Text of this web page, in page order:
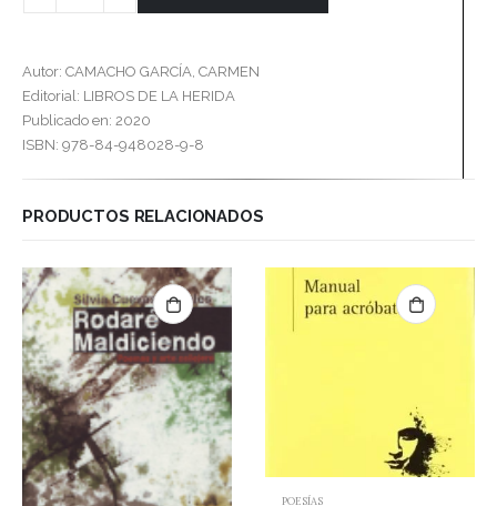
Autor: CAMACHO GARCÍA, CARMEN
Editorial: LIBROS DE LA HERIDA
Publicado en: 2020
ISBN: 978-84-948028-9-8
PRODUCTOS RELACIONADOS
POESÍAS